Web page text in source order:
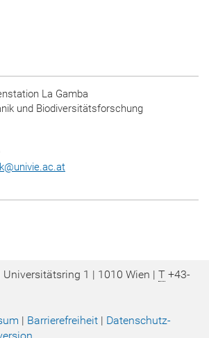
La Gamba
und Biodiversitätsforschung
@univie.ac.at
instagram
1 | 1010 Wien | T +43-
| Barrierefreiheit | Datenschutz­